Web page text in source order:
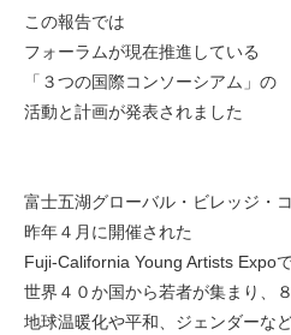
この報告では
フォーラムが現在推進している
「３つの国際コンソーシアム」の
活動と計画が発表されました
富士五湖グローバル・ビレッジ・
昨年４月に開催された
Fuji-California Young Artists Expo
世界４０か国から若者が集まり、
地球温暖化や平和、ジェンダーな